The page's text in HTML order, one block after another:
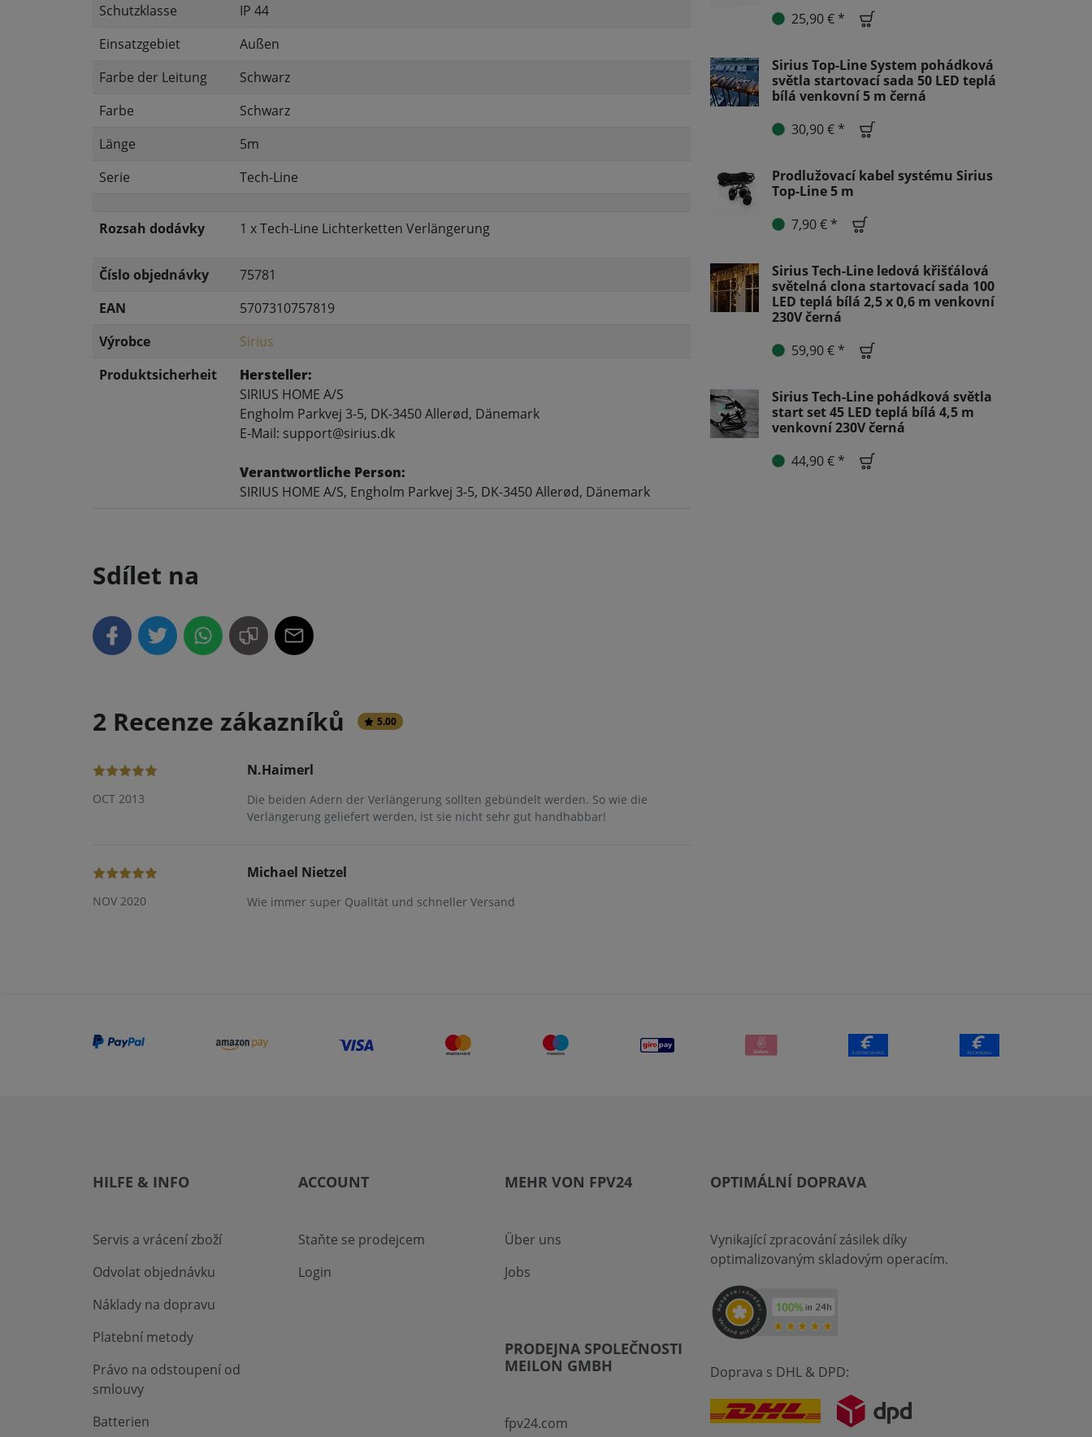
Schutzklasse
IP 44
Einsatzgebiet
Außen
Farbe der Leitung
Schwarz
Farbe
Schwarz
Länge
5m
Serie
Tech-Line
Rozsah dodávky 1 x Tech-Line Lichterketten Verlängerung
Číslo objednávky
75781
EAN
5707310757819
Výrobce
Sirius
Produktsicherheit
Hersteller:
SIRIUS HOME A/S
Engholm Parkvej 3-5, DK-3450 Allerød, Dänemark
E-Mail: support@sirius.dk
Verantwortliche Person:
SIRIUS HOME A/S, Engholm Parkvej 3-5, DK-3450 Allerød, Dänemark
Sdílet na
2 Recenze zákazníků 5.00
OCT 2013
N.Haimerl
Die beiden Adern der Verlängerung sollten gebündelt werden. So wie die
Verlängerung geliefert werden, ist sie nicht sehr gut handhabbar!
NOV 2020
Michael Nietzel
Wie immer super Qualität und schneller Versand
25,90 € *
Sirius Top-Line System pohádková
světla startovací sada 50 LED teplá
bílá venkovní 5 m černá
30,90 € *
Prodlužovací kabel systému Sirius
Top-Line 5 m
7,90 € *
Sirius Tech-Line ledová křišťálová
světelná clona startovací sada 100
LED teplá bílá 2,5 x 0,6 m venkovní
230V černá
59,90 € *
Sirius Tech-Line pohádková světla
start set 45 LED teplá bílá 4,5 m
venkovní 230V černá
44,90 € *
HILFE & INFO
Servis a vrácení zboží
Odvolat objednávku
Náklady na dopravu
Platební metody
Právo na odstoupení od
smlouvy
Batterien
ACCOUNT
Staňte se prodejcem
Login
MEHR VON FPV24
Über uns
Jobs
PRODEJNA SPOLEČNOSTI
MEILON GMBH
fpv24.com
OPTIMÁLNÍ DOPRAVA
Vynikající zpracování zásilek díky
optimalizovaným skladovým operacím.
Doprava s DHL & DPD: